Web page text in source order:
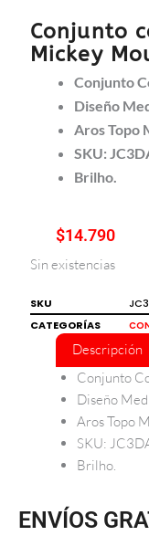
Conjunto
Mickey
Conjunto
Diseño
Aros Topo
SKU:
Brilho.
$14.790
Sin existencias
SKU
CATEGORÍAS
Descripción
Conjunto
Diseño
Aros Topo
SKU:
Brilho.
ENVÍOS